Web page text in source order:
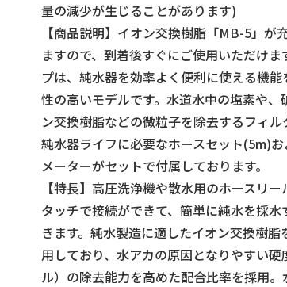
量の減少が生じることがあります)
【商品説明】イオン交換樹脂「MB-5」が
ますので、到着後すぐにご使用いただけま
プは、純水器を効率よく便利に使える機
性の高いモデルです。水道水中の塩素や、
ン交換樹脂などの微粒子を除去するフィル
純水器ライフに必要なホースセット(5m)
メーターがセットで付属しております。
【特長】高圧洗浄機や散水用のホースリ
タッチで接続ができて、簡単に純水を採水
きます。純水製造に適したイオン交換樹脂
用しており、水アカの原因となりやすい硬
ル）の除去能力を高めた配合比率を採用。